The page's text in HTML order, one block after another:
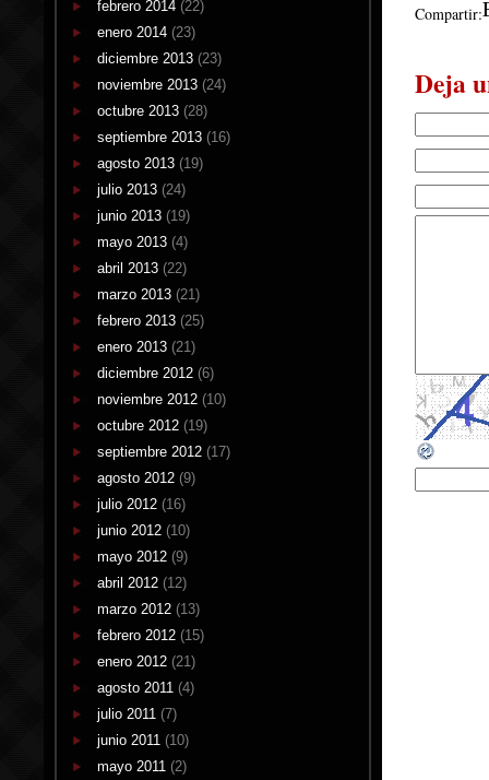
febrero 2014 (22)
enero 2014 (23)
diciembre 2013 (23)
noviembre 2013 (24)
octubre 2013 (28)
septiembre 2013 (16)
agosto 2013 (19)
julio 2013 (24)
junio 2013 (19)
mayo 2013 (4)
abril 2013 (22)
marzo 2013 (21)
febrero 2013 (25)
enero 2013 (21)
diciembre 2012 (6)
noviembre 2012 (10)
octubre 2012 (19)
septiembre 2012 (17)
agosto 2012 (9)
julio 2012 (16)
junio 2012 (10)
mayo 2012 (9)
abril 2012 (12)
marzo 2012 (13)
febrero 2012 (15)
enero 2012 (21)
agosto 2011 (4)
julio 2011 (7)
junio 2011 (10)
mayo 2011 (2)
Compartir:
Deja